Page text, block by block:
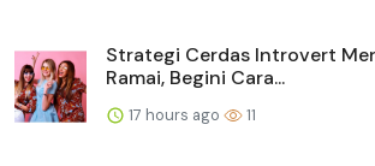
Strategi Cerdas Introvert
Ramai, Begini Cara...
17 hours ago 11